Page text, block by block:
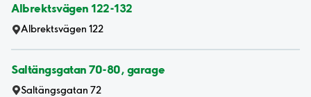
Albrektsvägen 122-132
Albrektsvägen 122
Saltängsgatan 70-80, garage
Saltängsgatan 72